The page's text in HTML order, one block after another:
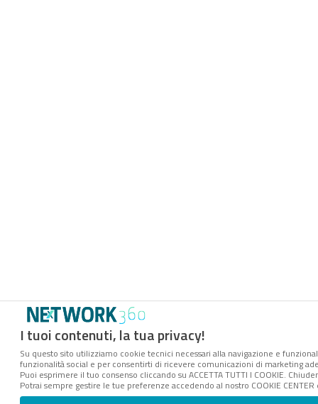
I tuoi contenuti, la tua privacy!
Su questo sito utilizziamo cookie tecnici necessari alla navigazione e
funzionalità social e per consentirti di ricevere comunicazioni di marketing
Puoi esprimere il tuo consenso cliccando su ACCETTA TUTTI I COOKIE.
Potrai sempre gestire le tue preferenze accedendo al nostro COOKIE